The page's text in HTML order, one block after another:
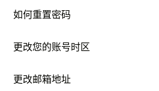
如何重置密码
更改您的账号时区
更改邮箱地址